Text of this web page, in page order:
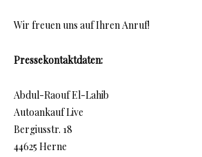
Wir freuen uns auf Ihren Anruf!
Pressekontaktdaten:
Abdul-Raouf El-Lahib
Autoankauf Live
Bergiusstr. 18
44625 Herne